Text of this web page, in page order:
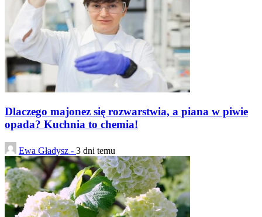
Dlaczego majonez się rozwarstwia, a piana w piwie
opada? Kuchnia to chemia!
Ewa Gładysz - 3 dni temu